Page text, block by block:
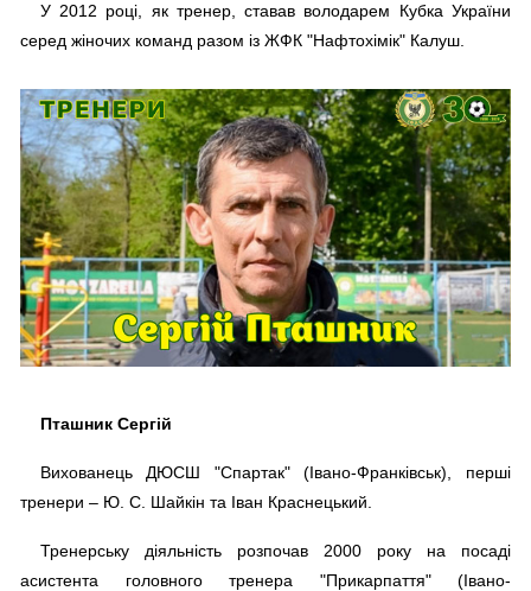
У 2012 році, як тренер, ставав володарем Кубка України
серед жіночих команд разом із ЖФК "Нафтохімік" Калуш.
Пташник Сергій
Вихованець ДЮСШ "Спартак" (Івано-Франківськ), перші
тренери – Ю. С. Шайкін та Іван Краснецький.
Тренерську діяльність розпочав 2000 року на посаді
асистента головного тренера "Прикарпаття" (Івано-